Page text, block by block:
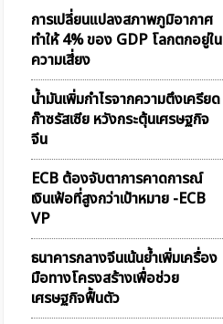
การเปลี่ยนแปลงสภาพภูมิอากาศ
ทำให้ 4% ของ GDP โลกตกอยู่ใน
ความเสี่ยง
น้ำมันเพิ่มกำไรจากความตึงเครียด
ก๊าซรัสเซีย หวังกระตุ้นเศรษฐกิจ
จีน
ECB ต้องจับตาการคาดการณ์
เงินเฟ้อที่สูงกว่าเป้าหมาย -ECB
VP
ธนาคารกลางจีนเน้นย้ำเพิ่มเครื่อง
มือทางโครงสร้างเพื่อช่วย
เศรษฐกิจฟื้นตัว